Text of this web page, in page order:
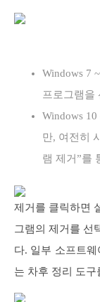
Windows 7
프로그램을
Windows
만, 여전히
램 제거”를
제거를 클릭하면
그램의 제거를 선
다. 일부 소프트
는 차후 정리 도